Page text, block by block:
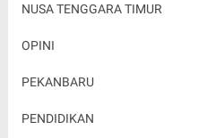
NUSA TENGGARA TIMUR
OPINI
PEKANBARU
PENDIDIKAN